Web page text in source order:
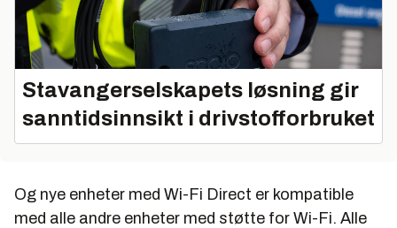
Stavangerselskapets løsning gir
sanntidsinnsikt i drivstofforbruket
Og nye enheter med Wi-Fi Direct er kompatible
med alle andre enheter med støtte for Wi-Fi. Alle